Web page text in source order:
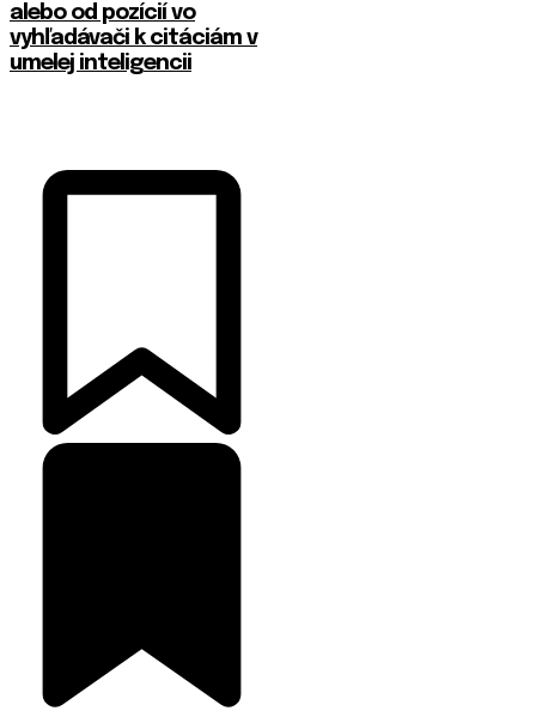
alebo od pozícií vo
vyhľadávači k citáciám v
umelej inteligencii